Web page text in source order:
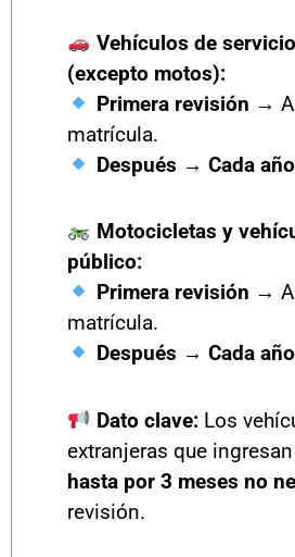
Vehículos de
(excepto motos):
Primera revisión →
matrícula.
Después → Cada año
Motocicletas y
público:
Primera revisión →
matrícula.
Después → Cada año
Dato clave:Los
extranjeras que ingresan
hasta por 3 meses no
revisión.